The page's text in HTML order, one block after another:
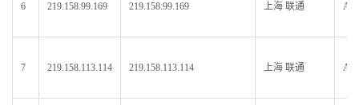
6 219.158.99.169 219.158.99.169 上海 联通
7 219.158.113.114 219.158.113.114 上海 联通